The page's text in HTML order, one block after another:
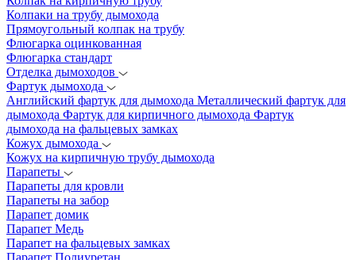
Колпаки на трубу дымохода
Прямоугольный колпак на трубу
Флюгарка оцинкованная
Флюгарка стандарт
Отделка дымоходов
Фартук дымохода
Английский фартук для дымохода Металлический фартук для
дымохода Фартук для кирпичного дымохода Фартук
дымохода на фальцевых замках
Кожух дымохода
Кожух на кирпичную трубу дымохода
Парапеты
Парапеты для кровли
Парапеты на забор
Парапет домик
Парапет Медь
Парапет на фальцевых замках
Парапет Полиуретан